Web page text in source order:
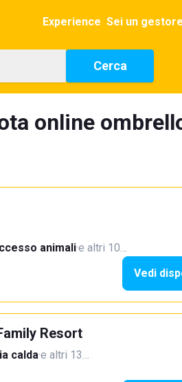
Experience Sei un
Cerca
online
animali·e altri 10…
Vedi
Resort
calda·e altri 13…